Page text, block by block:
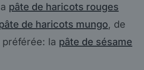
pâte de haricots rouges
de haricots mungo, de
la pâte de sésame